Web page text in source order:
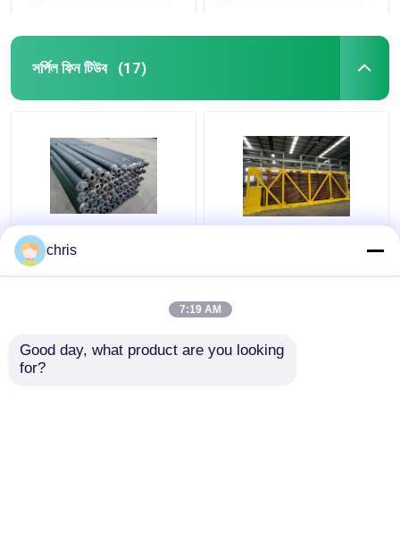
সর্পিল ফিন টিউব (17)
তাপ এক্সচেঞ্জার স্পাইরাল ফিন
টিউব পরিধান প্রতিরোধের
এক্সচেঞ্জার ফিনড টিউব
chris
7:19 AM
Good day, what product are you looking
for?